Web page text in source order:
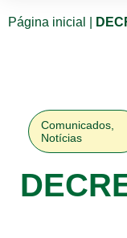
Página inicial
Comunicados
Notícias